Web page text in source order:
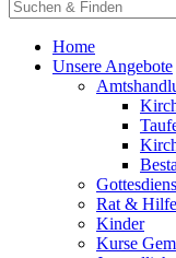
Home
Unsere Angebote
Rat & Hilfe
Kinder
Kurse